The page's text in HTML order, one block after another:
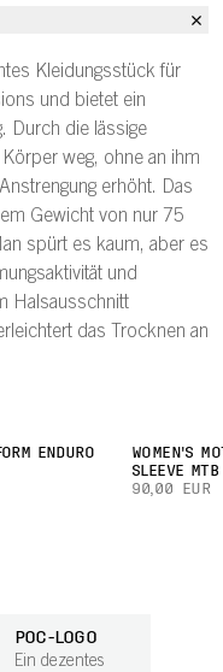
Kleidungsstück für
und bietet ein
Durch die lässige
weg, ohne an ihm
erhöht. Das
Gewicht von nur 75
spürt es kaum, aber es
und
Halsausschnitt
das Trocknen an
ENDURO
WOMEN'S
SLEEVE MTB
90,00 EUR
POC-LOGO
Ein dezentes